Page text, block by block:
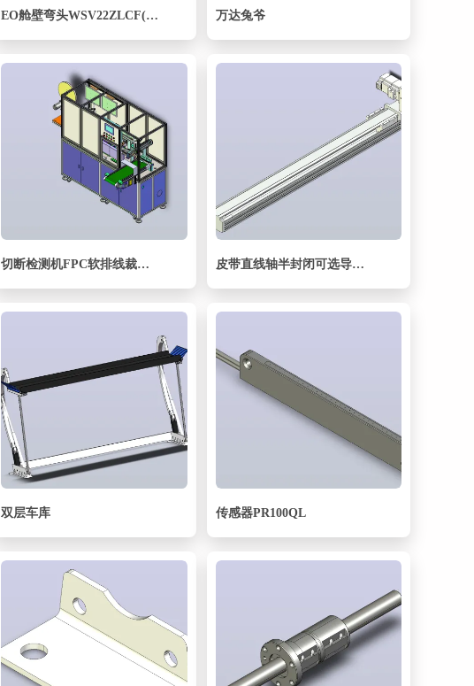
EO舱壁弯头WSV22ZLCF(16).igs 万达兔爷
切断检测机FPC软排线裁切机3D图纸模型 皮带直线轴半封闭可选导轨TPA-HNB-85D-90-L750-LU-C-P20-N3
双层车库 传感器PR100QL